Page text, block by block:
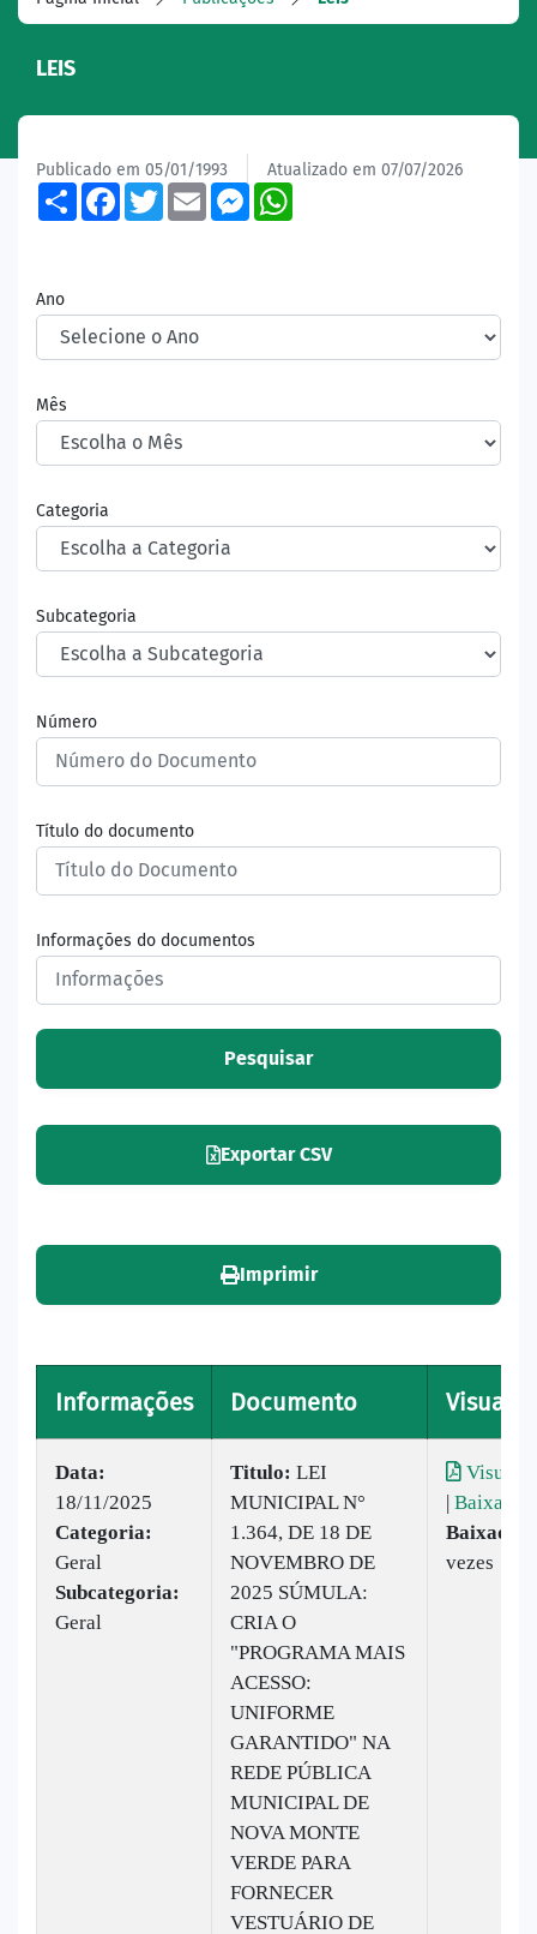
LEIS
Publicado em 05/01/1993 Atualizado em 07/07/2026
ShareFacebook
TwitterEmailMessenger
Ano
Mês
Categoria
Subcategoria
Número
Título do documento
Informações do documentos
Pesquisar
Exportar CSV
Imprimir
Informações Documento
Data:
18/11/2025
Categoria:
Geral
Subcategoria:
Geral
Titulo: LEI
MUNICIPAL N°
1.364, DE 18 DE
NOVEMBRO DE
2025 SÚMULA:
CRIA O
"PROGRAMA MAIS
ACESSO:
UNIFORME
GARANTIDO" NA
REDE PÚBLICA
MUNICIPAL DE
NOVA MONTE
VERDE PARA
FORNECER
VESTUÁRIO DE
| Baixar
Baixado:
vezes